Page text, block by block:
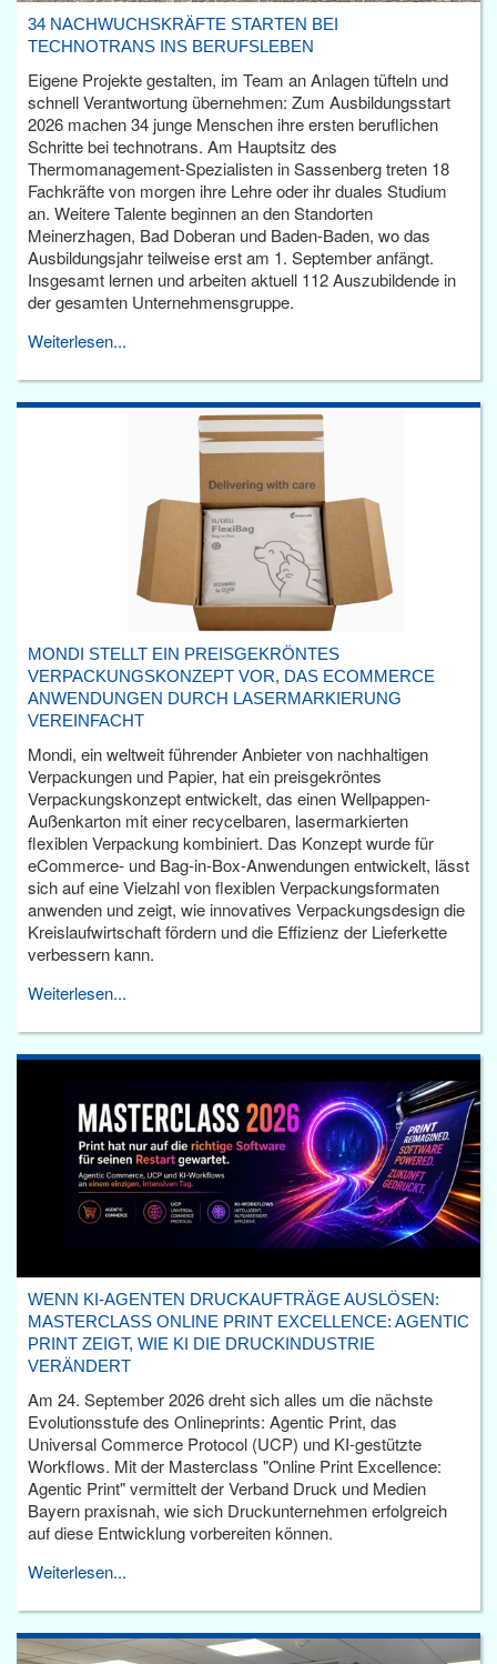
34 NACHWUCHSKRÄFTE STARTEN BEI
TECHNOTRANS INS BERUFSLEBEN
Eigene Projekte gestalten, im Team an Anlagen tüfteln und
schnell Verantwortung übernehmen: Zum Ausbildungsstart
2026 machen 34 junge Menschen ihre ersten beruflichen
Schritte bei technotrans. Am Hauptsitz des
Thermomanagement-Spezialisten in Sassenberg treten 18
Fachkräfte von morgen ihre Lehre oder ihr duales Studium
an. Weitere Talente beginnen an den Standorten
Meinerzhagen, Bad Doberan und Baden-Baden, wo das
Ausbildungsjahr teilweise erst am 1. September anfängt.
Insgesamt lernen und arbeiten aktuell 112 Auszubildende in
der gesamten Unternehmensgruppe.
Weiterlesen...
MONDI STELLT EIN PREISGEKRÖNTES
VERPACKUNGSKONZEPT VOR, DAS ECOMMERCE
ANWENDUNGEN DURCH LASERMARKIERUNG
VEREINFACHT
Mondi, ein weltweit führender Anbieter von nachhaltigen
Verpackungen und Papier, hat ein preisgekröntes
Verpackungskonzept entwickelt, das einen Wellpappen-
Außenkarton mit einer recycelbaren, lasermarkierten
flexiblen Verpackung kombiniert. Das Konzept wurde für
eCommerce- und Bag-in-Box-Anwendungen entwickelt, lässt
sich auf eine Vielzahl von flexiblen Verpackungsformaten
anwenden und zeigt, wie innovatives Verpackungsdesign die
Kreislaufwirtschaft fördern und die Effizienz der Lieferkette
verbessern kann.
Weiterlesen...
WENN KI-AGENTEN DRUCKAUFTRÄGE AUSLÖSEN:
MASTERCLASS ONLINE PRINT EXCELLENCE: AGENTIC
PRINT ZEIGT, WIE KI DIE DRUCKINDUSTRIE
VERÄNDERT
Am 24. September 2026 dreht sich alles um die nächste
Evolutionsstufe des Onlineprints: Agentic Print, das
Universal Commerce Protocol (UCP) und KI-gestützte
Workflows. Mit der Masterclass "Online Print Excellence:
Agentic Print" vermittelt der Verband Druck und Medien
Bayern praxisnah, wie sich Druckunternehmen erfolgreich
auf diese Entwicklung vorbereiten können.
Weiterlesen...